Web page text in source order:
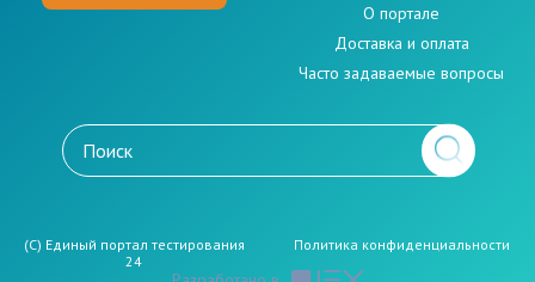
О портале
Доставка и оплата
Часто задаваемые вопросы
(C) Единый портал тестирования
24
Политикa конфиденциальности